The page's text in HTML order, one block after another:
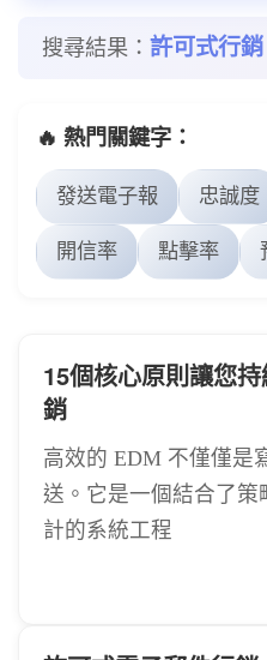
搜尋結果： 許可式行銷
🔥 熱門關鍵字：
發送電子報 忠誠度
開信率 點擊率
15個核心原則讓您
銷
高效的 EDM 不僅僅是
送。它是一個結合了策
計的系統工程